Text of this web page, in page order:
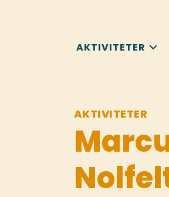
AKTIVITETER
AKTIVITETER